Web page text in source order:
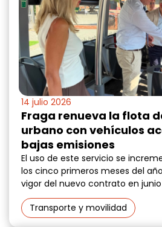
14 julio 2026
Fraga renueva la flota
urbano con vehículos
bajas emisiones
El uso de este servicio se
los cinco primeros meses del
vigor del nuevo contrato en
Transporte y movilidad